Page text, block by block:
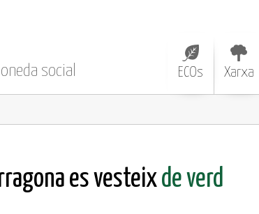
social ECOs Xarxa
es vesteixde verd